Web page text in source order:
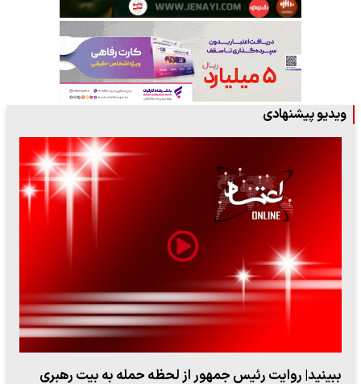
ویدیو پیشنهادی
ببینید| روایت رئیس جمهور از لحظه حمله به بیت رهبری